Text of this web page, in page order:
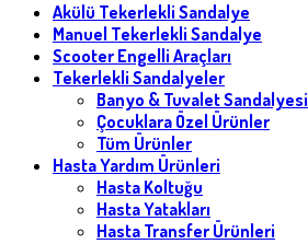
Akülü Tekerlekli Sandalye
Manuel Tekerlekli Sandalye
Scooter Engelli Araçları
Tekerlekli Sandalyeler
Banyo & Tuvalet Sandalyesi
Çocuklara Özel Ürünler
Tüm Ürünler
Hasta Yardım Ürünleri
Hasta Koltuğu
Hasta Yatakları
Hasta Transfer Ürünleri